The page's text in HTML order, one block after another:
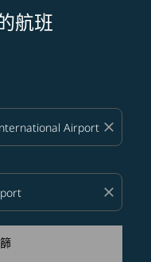
航班
close
close
篩選條件。